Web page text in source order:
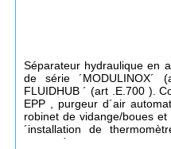
Séparateur hydraulique en
de série
FLUIDHUB ´ (art .E.700 ).
EPP , purgeur d´air
robinet de vidange/boues
´installation de
manomètre.